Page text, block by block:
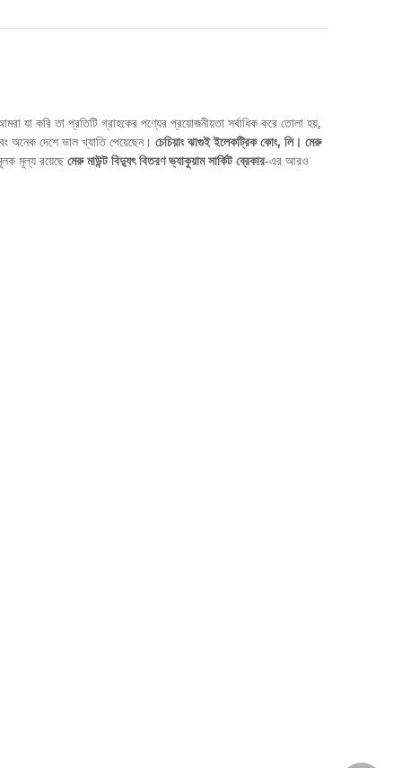
যা করি তা প্রতিটি গ্রাহকের পণ্যের প্রয়োজনীয়তা সর্বাধিক করে তোলা হয়,
অনেক দেশে ভাল খ্যাতি পেয়েছেন। চেচিয়াং ঝাগুই ইলেকট্রিক কোং, লি। মেরু
মূল্য রয়েছে মেরু মাউন্ট বিদ্যুৎ বিতরণ ভ্যাকুয়াম সার্কিট ব্রেকার-এর আরও